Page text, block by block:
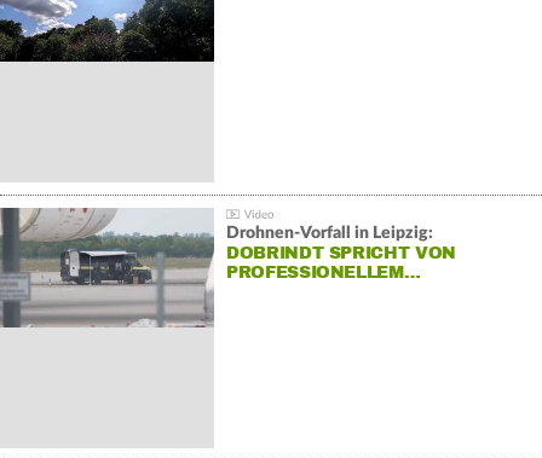
Drohnen-Vorfall in Leipzig:
DOBRINDT SPRICHT VON
PROFESSIONELLEM…